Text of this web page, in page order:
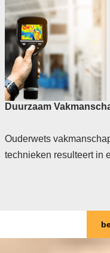
Duurzaam
Ouderwets
technieken resulteert in